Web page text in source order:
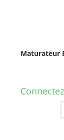
Maturateur